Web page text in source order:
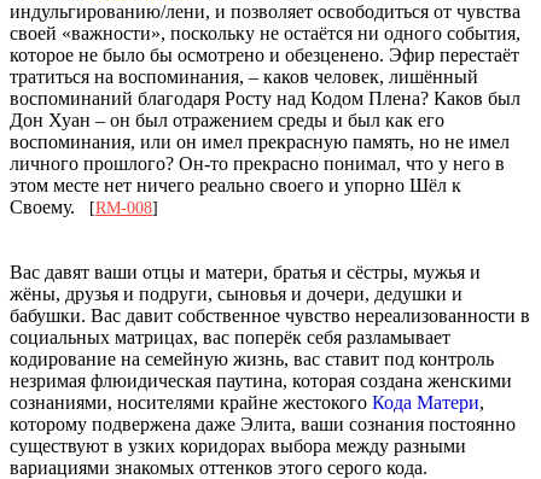
индульгированию/лени, и позволяет освободиться от чувства
своей «важности», поскольку не остаётся ни одного события,
которое не было бы осмотрено и обезценено. Эфир перестаёт
тратиться на воспоминания, – каков человек, лишённый
воспоминаний благодаря Росту над Кодом Плена? Каков был
Дон Хуан – он был отражением среды и был как его
воспоминания, или он имел прекрасную память, но не имел
личного прошлого? Он-то прекрасно понимал, что у него в
этом месте нет ничего реально своего и упорно Шёл к
Своему.
[RM-008]
Вас давят ваши отцы и матери, братья и сёстры, мужья и
жёны, друзья и подруги, сыновья и дочери, дедушки и
бабушки. Вас давит собственное чувство нереализованности в
социальных матрицах, вас поперёк себя разламывает
кодирование на семейную жизнь, вас ставит под контроль
незримая флюидическая паутина, которая создана женскими
сознаниями, носителями крайне жестокого Кода Матери,
которому подвержена даже Элита, ваши сознания постоянно
существуют в узких коридорах выбора между разными
вариациями знакомых оттенков этого серого кода.